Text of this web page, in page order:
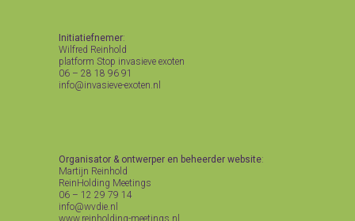
Initiatiefnemer:
Wilfred Reinhold
platform Stop invasieve exoten
06 – 28 18 96 91
info@invasieve-exoten.nl
Organisator & ontwerper en beheerder website:
Martijn Reinhold
ReinHolding Meetings
06 – 12 29 79 14
info@wvdie.nl
www.reinholding-meetings.nl